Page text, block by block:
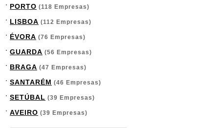
PORTO (118 Empresas)
LISBOA (112 Empresas)
ÉVORA (76 Empresas)
GUARDA (56 Empresas)
BRAGA (47 Empresas)
SANTARÉM (46 Empresas)
SETÚBAL (39 Empresas)
AVEIRO (39 Empresas)